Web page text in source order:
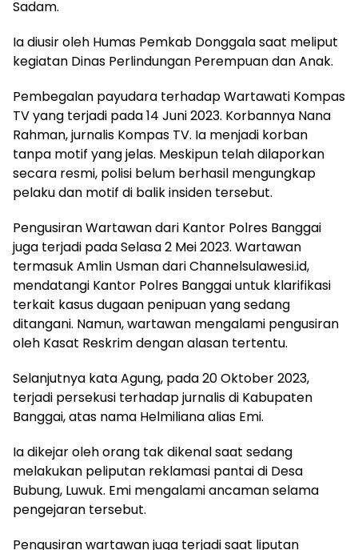
Sadam.
Ia diusir oleh Humas Pemkab Donggala saat meliput
kegiatan Dinas Perlindungan Perempuan dan Anak.
Pembegalan payudara terhadap Wartawati Kompas
TV yang terjadi pada 14 Juni 2023. Korbannya Nana
Rahman, jurnalis Kompas TV. Ia menjadi korban
tanpa motif yang jelas. Meskipun telah dilaporkan
secara resmi, polisi belum berhasil mengungkap
pelaku dan motif di balik insiden tersebut.
Pengusiran Wartawan dari Kantor Polres Banggai
juga terjadi pada Selasa 2 Mei 2023. Wartawan
termasuk Amlin Usman dari Channelsulawesi.id,
mendatangi Kantor Polres Banggai untuk klarifikasi
terkait kasus dugaan penipuan yang sedang
ditangani. Namun, wartawan mengalami pengusiran
oleh Kasat Reskrim dengan alasan tertentu.
Selanjutnya kata Agung, pada 20 Oktober 2023,
terjadi persekusi terhadap jurnalis di Kabupaten
Banggai, atas nama Helmiliana alias Emi.
Ia dikejar oleh orang tak dikenal saat sedang
melakukan peliputan reklamasi pantai di Desa
Bubung, Luwuk. Emi mengalami ancaman selama
pengejaran tersebut.
Pengusiran wartawan juga terjadi saat liputan